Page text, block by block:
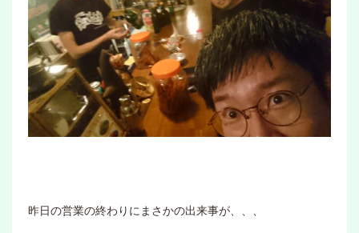
昨日の営業の終わりにまさかの出来事が、、、